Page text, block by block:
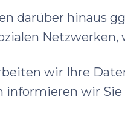
darüber hinaus
Netzwerken,
wir Ihre
informieren wir